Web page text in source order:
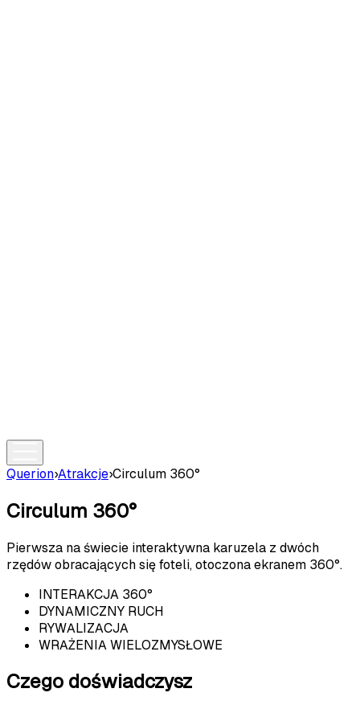
Querion›Atrakcje›Circulum 360°
Circulum 360°
Pierwsza na świecie interaktywna karuzela z dwóch
rzędów obracających się foteli, otoczona ekranem 360°.
INTERAKCJA 360°
DYNAMICZNY RUCH
RYWALIZACJA
WRAŻENIA WIELOZMYSŁOWE
Czego doświadczysz